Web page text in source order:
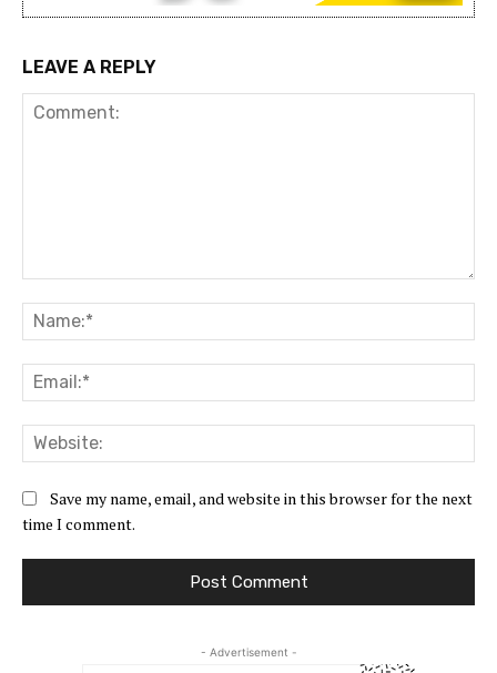
LEAVE A REPLY
Save my name, email, and website in this browser for the next
time I comment.
- Advertisement -